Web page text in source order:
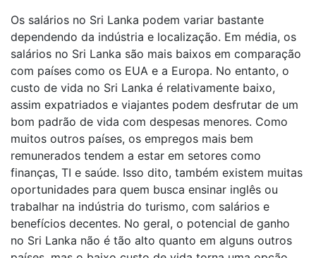
Os salários no Sri Lanka podem variar bastante
dependendo da indústria e localização. Em média, os
salários no Sri Lanka são mais baixos em comparação
com países como os EUA e a Europa. No entanto, o
custo de vida no Sri Lanka é relativamente baixo,
assim expatriados e viajantes podem desfrutar de um
bom padrão de vida com despesas menores. Como
muitos outros países, os empregos mais bem
remunerados tendem a estar em setores como
finanças, TI e saúde. Isso dito, também existem muitas
oportunidades para quem busca ensinar inglês ou
trabalhar na indústria do turismo, com salários e
benefícios decentes. No geral, o potencial de ganho
no Sri Lanka não é tão alto quanto em alguns outros